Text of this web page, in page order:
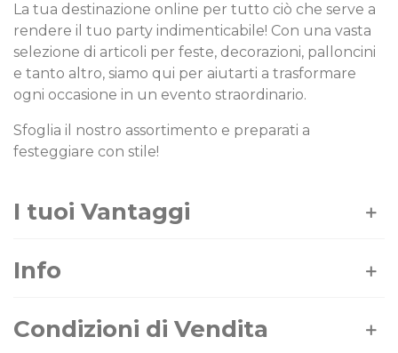
La tua destinazione online per tutto ciò che serve a
rendere il tuo party indimenticabile! Con una vasta
selezione di articoli per feste, decorazioni, palloncini
e tanto altro, siamo qui per aiutarti a trasformare
ogni occasione in un evento straordinario.
Sfoglia il nostro assortimento e preparati a
festeggiare con stile!
I tuoi Vantaggi
Info
Condizioni di Vendita